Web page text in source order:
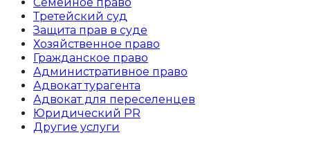
Третейский суд
Защита прав в суде
Хозяйственное право
Гражданское право
Административное право
Адвокат турагента
Адвокат для переселенцев
Юридический PR
Другие услуги